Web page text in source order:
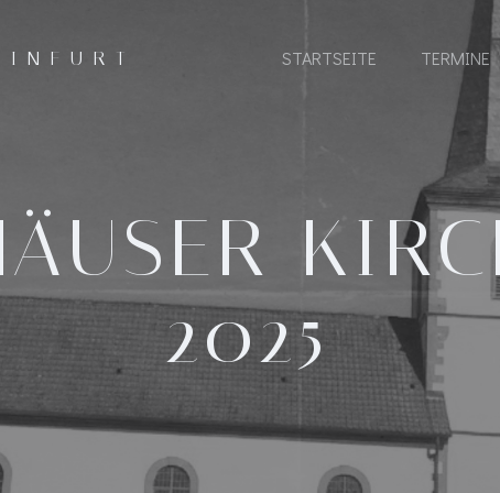
STARTSEITE TERMINE
2025